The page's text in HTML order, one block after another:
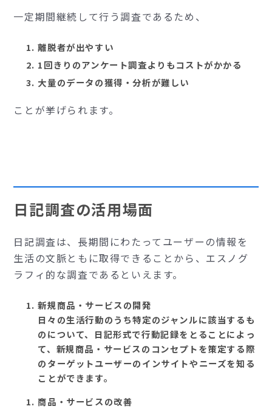
一定期間継続して行う調査であるため、
離脱者が出やすい
1回きりのアンケート調査よりもコストがかかる
大量のデータの獲得・分析が難しい
ことが挙げられます。
日記調査の活用場面
日記調査は、長期間にわたってユーザーの情報を
生活の文脈ともに取得できることから、エスノグ
ラフィ的な調査であるといえます。
新規商品・サービスの開発
日々の生活行動のうち特定のジャンルに該当するも
のについて、日記形式で行動記録をとることによっ
て、新規商品・サービスのコンセプトを策定する際
のターゲットユーザーのインサイトやニーズを知る
ことができます。
商品・サービスの改善